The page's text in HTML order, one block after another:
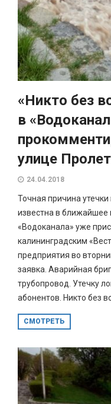
«Никто без
в
улице
24.04.2018
Точная причина
известна в
«Водоканала» уже
калининградским
предприятия во
заявка. Аварийная
трубопровод. Утечку
абонентов. Никто без
СМОТРЕТЬ